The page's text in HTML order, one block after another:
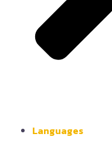
Languages